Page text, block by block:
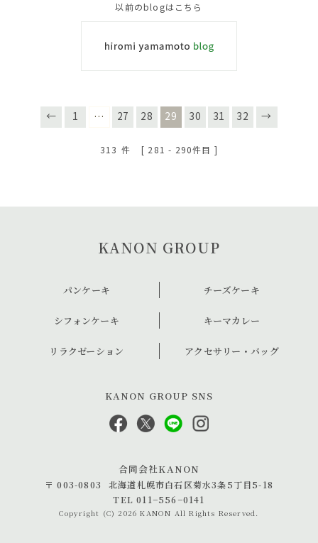
以前のblogはこちら
← 1 … 27 28 29 30 31 32 →
313 件 [ 281 - 290件目 ]
KANON GROUP
パンケーキ チーズケーキ
シフォンケーキ キーマカレー
リラクゼーション アクセサリー・バッグ
KANON GROUP SNS
合同会社KANON
〒 003-0803
北海道札幌市白石区菊水3条5丁目5-18
TEL 011−556−0141
Copyright (C) 2026 KANON All Rights Reserved.